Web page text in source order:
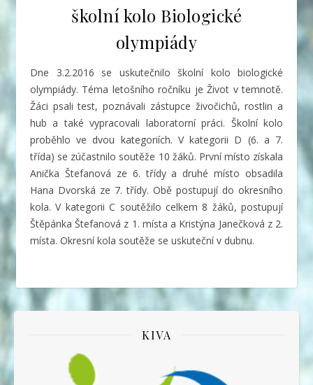
školní kolo Biologické
olympiády
Dne 3.2.2016 se uskutečnilo školní kolo biologické
olympiády. Téma letošního ročníku je Život v temnotě.
Žáci psali test, poznávali zástupce živočichů, rostlin a
hub a také vypracovali laboratorní práci. Školní kolo
proběhlo ve dvou kategoriích. V kategorii D (6. a 7.
třída) se zúčastnilo soutěže 10 žáků. První místo získala
Anička Štefanová ze 6. třídy a druhé místo obsadila
Hana Dvorská ze 7. třídy. Obě postupují do okresního
kola. V kategorii C soutěžilo celkem 8 žáků, postupují
Štěpánka Štefanová z 1. místa a Kristýna Janečková z 2.
místa. Okresní kola soutěže se uskuteční v dubnu.
KIVA